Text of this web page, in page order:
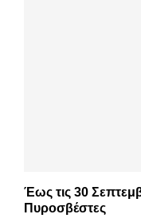
Έως τις 30
Πυροσβέστες